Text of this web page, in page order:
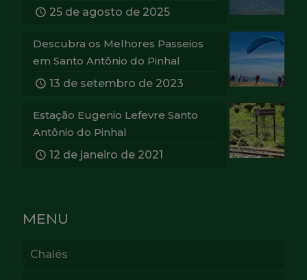
25 de agosto de 2025
Descubra os Melhores Passeios
em Santo Antônio do Pinhal
13 de setembro de 2023
Estação Eugenio Lefevre Santo
Antônio do Pinhal
12 de janeiro de 2021
MENU
Chalés